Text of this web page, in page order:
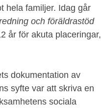
hela familjer. Idag går
och föräldrastöd
år för akuta placeringar,
dokumentation av
syfte var att skriva en
sociala